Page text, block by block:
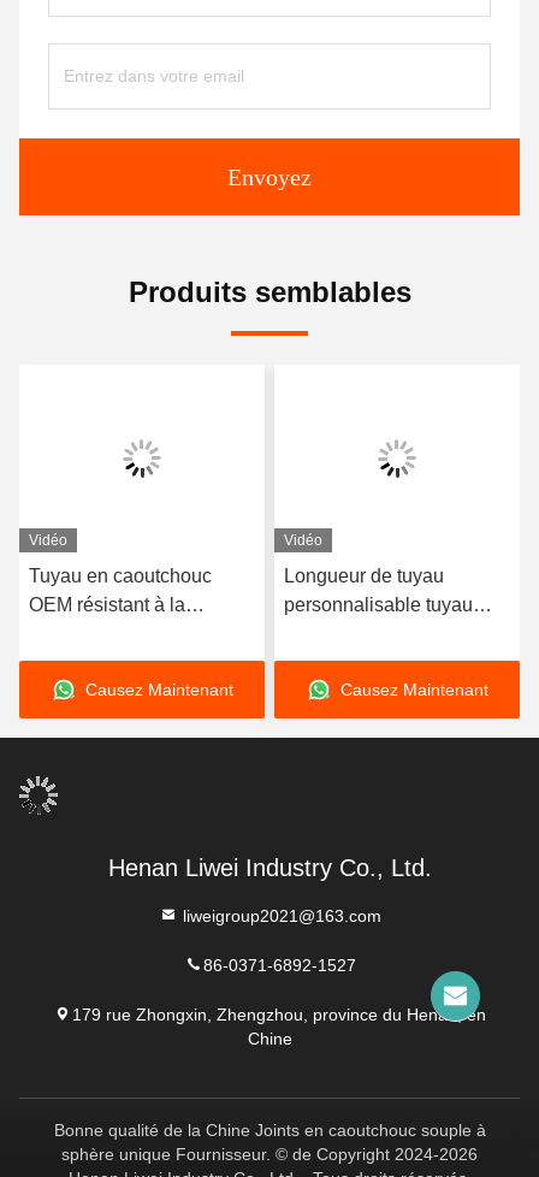
Envoyez
Produits semblables
Vidéo
Tuyau en caoutchouc
OEM résistant à la
personnalisé, doté d'un
matériau de doublure en
néoprène EPDM et nitrile
durable pour plus de
performances
Causez Maintenant
Vidéo
Longueur de tuyau
personnalisable tuyau
conçu avec une épaisseur
de revêtement de 3 à 8
mm offrant une excellente
Causez Maintenant
Henan Liwei Industry Co., Ltd.
liweigroup2021@163.com
86-0371-6892-1527
179 rue Zhongxin, Zhengzhou, province du Henan, en
Chine
Bonne qualité de la Chine Joints en caoutchouc souple à
sphère unique Fournisseur. © de Copyright 2024-2026